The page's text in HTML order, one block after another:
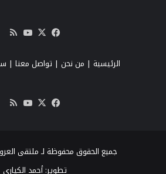
فيسبوك
‫X
الرئيسية | من نحن | تواصل معنا |
فيسبوك
‫X
جميع الحقوق محفوظة لـ ملتقى
تطوير:أحمد الكياري